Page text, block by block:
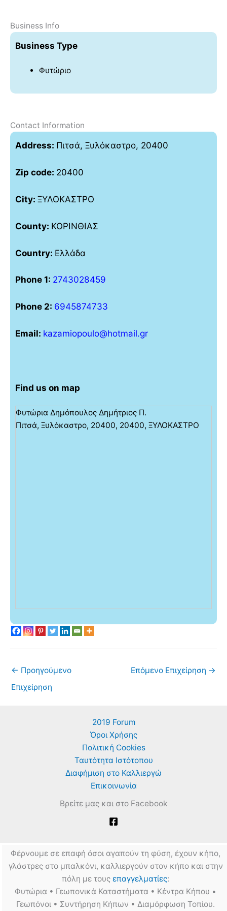
Business Info
Business Type
Φυτώριο
Contact Information
Address: Πιτσά, Ξυλόκαστρο, 20400
Zip code: 20400
City: ΞΥΛΟΚΑΣΤΡΟ
County: ΚΟΡΙΝΘΙΑΣ
Country: Ελλάδα
Phone 1: 2743028459
Phone 2: 6945874733
Email: kazamiopoulo@hotmail.gr
Find us on map
Φυτώρια Δημόπουλος Δημήτριος Π.
Πιτσά, Ξυλόκαστρο, 20400, 20400, ΞΥΛΟΚΑΣΤΡΟ
← Προηγούμενο
Επιχείρηση
Επόμενο Επιχείρηση →
2019 Forum
Όροι Χρήσης
Πολιτική Cookies
Ταυτότητα Ιστότοπου
Διαφήμιση στο Καλλιεργώ
Επικοινωνία
Βρείτε μας και στο Facebook
Φέρνουμε σε επαφή όσοι αγαπούν τη φύση, έχουν κήπο,
γλάστρες στο μπαλκόνι, καλλιεργούν στον κήπο και στην
πόλη με τους επαγγελματίες:
Φυτώρια • Γεωπονικά Καταστήματα • Κέντρα Κήπου •
Γεωπόνοι • Συντήρηση Κήπων • Διαμόρφωση Τοπίου.